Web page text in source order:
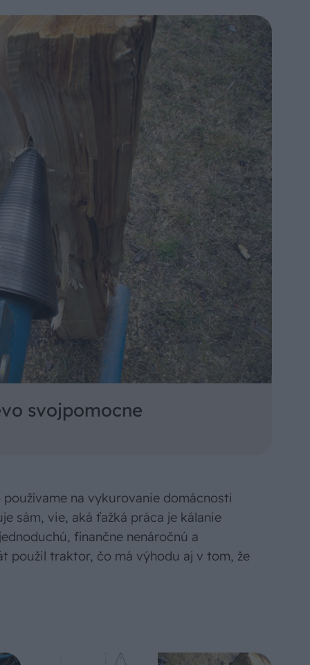
svojpomocne
na vykurovanie domácnosti
sám, vie, aká ťažká práca je kálanie
finančne nenáročnú a
použil traktor, čo má výhodu aj v tom, že